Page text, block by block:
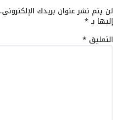
لن يتم نشر عنوان بريدك الإلكتروني.
إليها بـ*
التعليق *